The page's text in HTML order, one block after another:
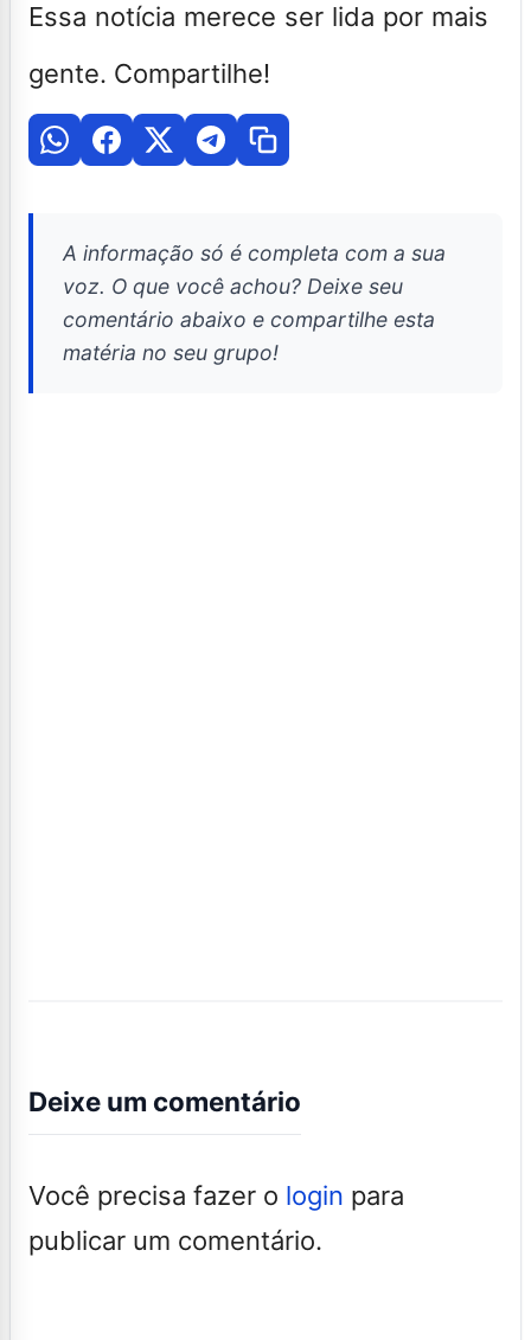
Essa notícia merece ser lida por mais
gente. Compartilhe!
A informação só é completa com a sua
voz. O que você achou? Deixe seu
comentário abaixo e compartilhe esta
matéria no seu grupo!
Deixe um comentário
Você precisa fazer o login para
publicar um comentário.